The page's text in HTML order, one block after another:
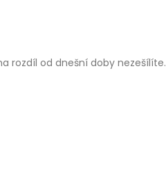
rozdíl od dnešní doby nezešílíte.